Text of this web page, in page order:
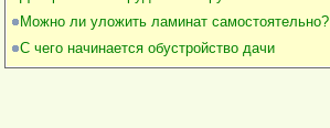
Можно ли уложить ламинат самостоятельно?
С чего начинается обустройство дачи